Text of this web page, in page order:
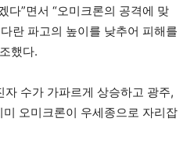
다”면서 “오미크론의 공격에 맞
란 파고의 높이를 낮추어 피해를
했다.
자 수가 가파르게 상승하고 광주,
오미크론이 우세종으로 자리잡